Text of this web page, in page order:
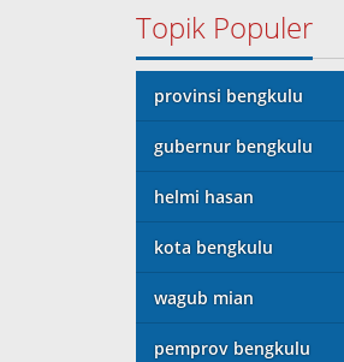
Topik Populer
provinsi bengkulu
gubernur bengkulu
helmi hasan
kota bengkulu
wagub mian
pemprov bengkulu